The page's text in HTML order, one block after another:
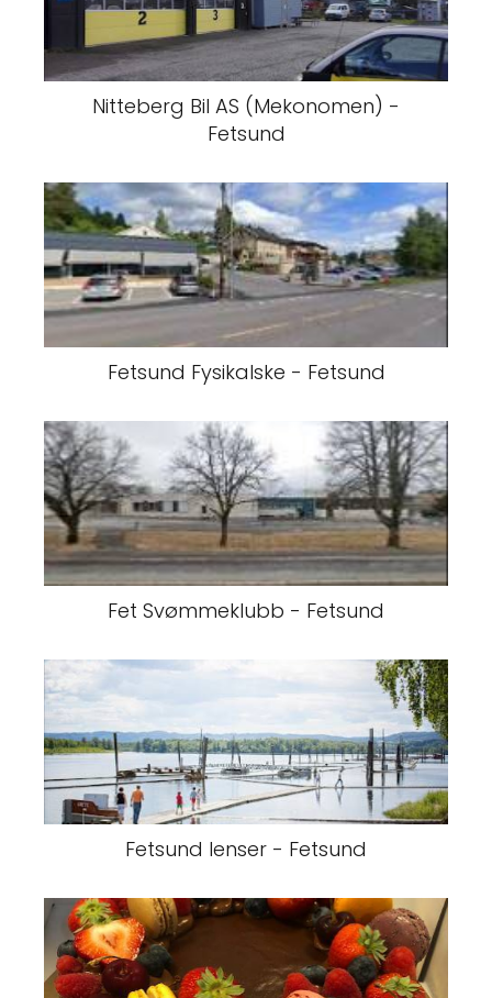
Nitteberg Bil AS (Mekonomen) -
Fetsund
Fetsund Fysikalske - Fetsund
Fet Svømmeklubb - Fetsund
Fetsund lenser - Fetsund